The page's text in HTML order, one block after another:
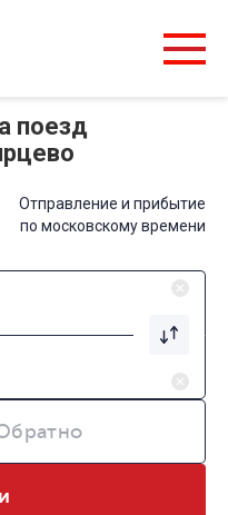
поезд
Отправление и прибытие
по московскому времени